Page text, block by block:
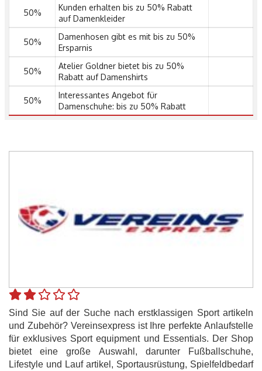
50%
Kunden erhalten bis zu 50% Rabatt
auf Damenkleider
50%
Damenhosen gibt es mit bis zu 50%
Ersparnis
50%
Atelier Goldner bietet bis zu 50%
Rabatt auf Damenshirts
50%
Interessantes Angebot für
Damenschuhe: bis zu 50% Rabatt
Sind Sie auf der Suche nach erstklassigen Sport artikeln
und Zubehör? Vereinsexpress ist Ihre perfekte Anlaufstelle
für exklusives Sport equipment und Essentials. Der Shop
bietet eine große Auswahl, darunter Fußballschuhe,
Lifestyle und Lauf artikel, Sportausrüstung, Spielfeldbedarf